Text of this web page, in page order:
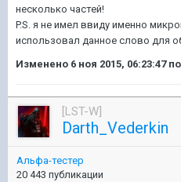
несколько частей!
P.S. я не имел ввиду именно
использовал данное слово для
Изменено 6 ноя 2015, 06:23:47
[LST-W]
Darth_Vederkin
Альфа-тестер
20 443 публикации